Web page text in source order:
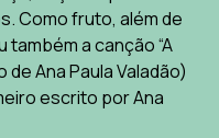
Como fruto, além de
a canção “A
Ana Paula Valadão)
escrito por Ana